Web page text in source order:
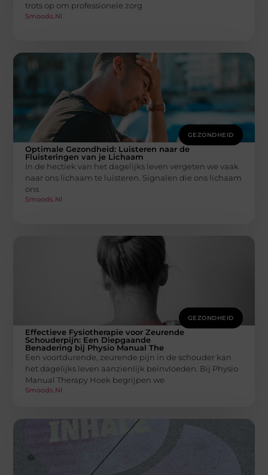
trots op om professionele zorg
Smoods.nl
GEZONDHEID
Optimale Gezondheid: Luisteren naar de
Fluisteringen van je Lichaam
In de hectiek van het dagelijks leven vergeten we vaak
naar ons lichaam te luisteren. Signalen die ons lichaam
ons
Smoods.nl
GEZONDHEID
Effectieve Fysiotherapie voor Zeurende
Schouderpijn: Een Diepgaande
Benadering bij Physio Manual The
Een voortdurende, zeurende pijn in de schouder kan
het dagelijks leven aanzienlijk beïnvloeden. Bij Physio
Manual Therapy Hoek begrijpen we
Smoods.nl